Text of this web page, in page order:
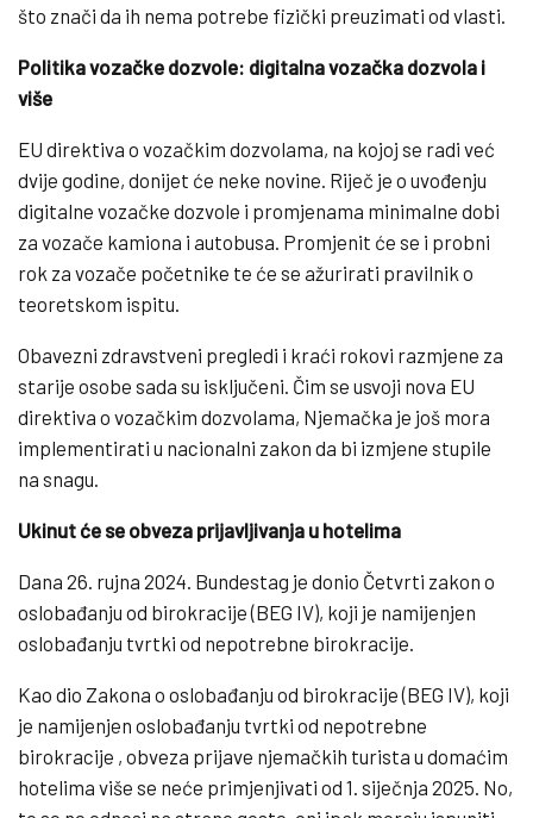
što znači da ih nema potrebe fizički preuzimati od vlasti.
Politika vozačke dozvole: digitalna vozačka dozvola i
više
EU direktiva o vozačkim dozvolama, na kojoj se radi već
dvije godine, donijet će neke novine. Riječ je o uvođenju
digitalne vozačke dozvole i promjenama minimalne dobi
za vozače kamiona i autobusa. Promjenit će se i probni
rok za vozače početnike te će se ažurirati pravilnik o
teoretskom ispitu.
Obavezni zdravstveni pregledi i kraći rokovi razmjene za
starije osobe sada su isključeni. Čim se usvoji nova EU
direktiva o vozačkim dozvolama, Njemačka je još mora
implementirati u nacionalni zakon da bi izmjene stupile
na snagu.
Ukinut će se obveza prijavljivanja u hotelima
Dana 26. rujna 2024. Bundestag je donio Četvrti zakon o
oslobađanju od birokracije (BEG IV), koji je namijenjen
oslobađanju tvrtki od nepotrebne birokracije.
Kao dio Zakona o oslobađanju od birokracije (BEG IV), koji
je namijenjen oslobađanju tvrtki od nepotrebne
birokracije , obveza prijave njemačkih turista u domaćim
hotelima više se neće primjenjivati od 1. siječnja 2025. No,